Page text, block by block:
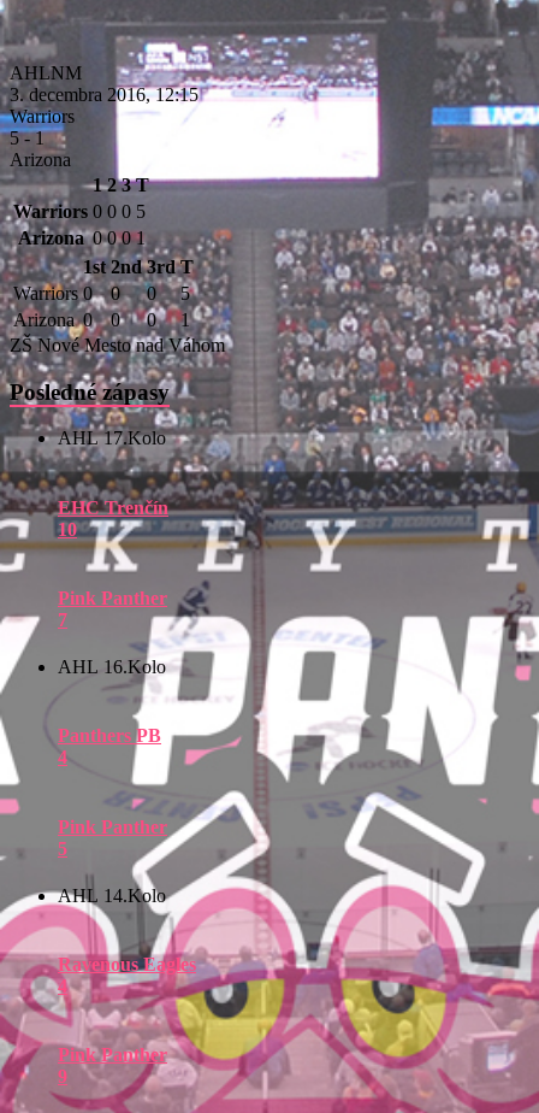
AHLNM
3. decembra 2016, 12:15
Warriors
5-1
Arizona
1 2 3 T
Warriors 0 0 0 5
Arizona 0 0 0 1
1st 2nd 3rd T
Warriors 0 0 0
5
Arizona 0 0 0
1
ZŠ Nové Mesto nad Váhom
Posledné zápasy
AHL 17.Kolo
EHC Trenčín
10
Pink Panther
7
AHL 16.Kolo
Panthers PB
4
Pink Panther
5
AHL 14.Kolo
Ravenous Eagles
4
Pink Panther
9